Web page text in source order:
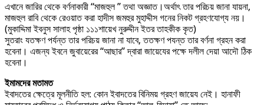
এখানে জারির থেকে বর্ণনাকারী “মাজহুল ” তথা অজ্ঞাত।অর্থাৎ তার পরিচয় জানা যায়না,
মাজহুল রাবি থেকে রেওয়াত করা হাদীস জমহুর মুহাদ্দীস গনের নিকট গ্রহণযোগ্য নয়।
(মুকাদ্দিমা ইবনুস সালাহ পৃষ্ঠা ১১১শায়েখ নুরুদ্দীন ইতর তাহকীক কৃত)
সুতরাং যতক্ষণ পর্যন্ত তার পরিচয় জানা না যাবে, ততক্ষণ পযন্ত তার বর্ণনা গ্রহন করা
হবেনা। এজন্য ইবনে জুবায়েরের “আছার” দ্বারা জায়েযের পক্ষে দলীল দেয়া আদৌ ঠিক
হবেনা।
ইমামদের মতামত
ইবাদতের ক্ষেত্রে মূলনীতি হল: কোন ইবাদতের বিনিময় গ্রহণ জায়েয নেই। হানাফী